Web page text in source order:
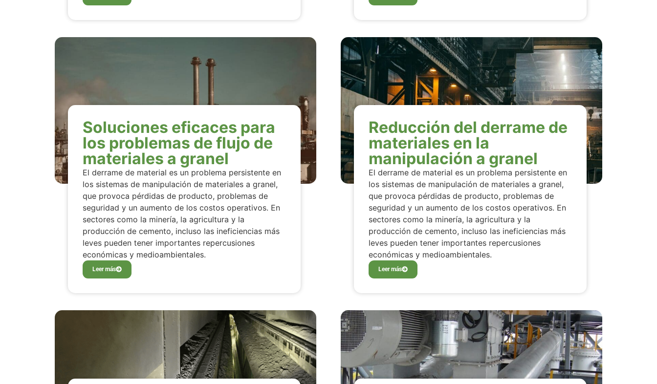
Soluciones eficaces para
los problemas de flujo de
materiales a granel
El derrame de material es un problema persistente en
los sistemas de manipulación de materiales a granel,
que provoca pérdidas de producto, problemas de
seguridad y un aumento de los costos operativos. En
sectores como la minería, la agricultura y la
producción de cemento, incluso las ineficiencias más
leves pueden tener importantes repercusiones
económicas y medioambientales.
Leer más
Reducción del derrame de
materiales en la
manipulación a granel
El derrame de material es un problema persistente en
los sistemas de manipulación de materiales a granel,
que provoca pérdidas de producto, problemas de
seguridad y un aumento de los costos operativos. En
sectores como la minería, la agricultura y la
producción de cemento, incluso las ineficiencias más
leves pueden tener importantes repercusiones
económicas y medioambientales.
Leer más